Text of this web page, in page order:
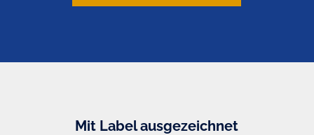
Mit Label ausgezeichnet